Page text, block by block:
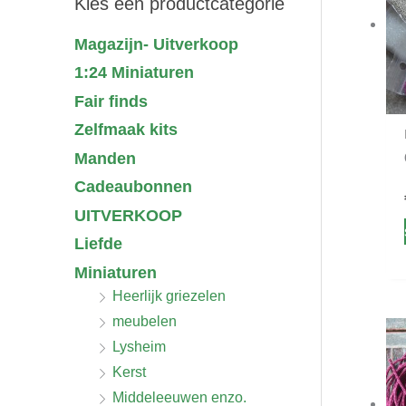
Magazijn- Uitverkoop
1:24 Miniaturen
Fair finds
Zelfmaak kits
Manden
Cadeaubonnen
UITVERKOOP
Liefde
Miniaturen
Heerlijk griezelen
meubelen
Lysheim
Kerst
Middeleeuwen enzo.